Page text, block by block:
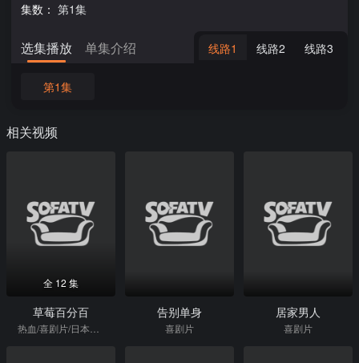
集数： 第1集
选集播放 单集介绍 线路1 线路2 线路3
第1集
相关视频
全 12 集
草莓百分百
热血/喜剧片/日本动漫
告别单身
喜剧片
居家男人
喜剧片